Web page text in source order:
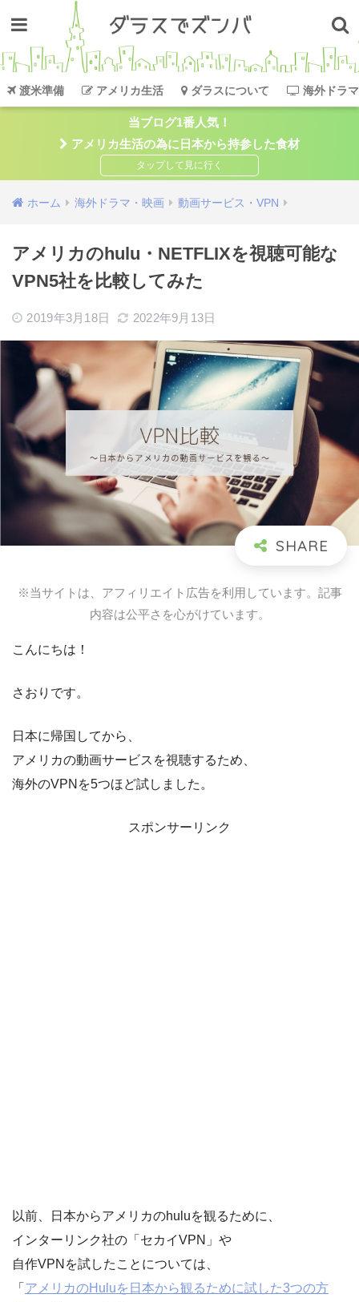
渡米準備 アメリカ生活 ダラスについて 海外ドラ
当ブログ1番人気！
アメリカ生活の為に日本から持参した食材
ホーム 海外ドラマ・映画 動画サービス・VPN
アメリカのhulu・NETFLIXを視聴可能な
VPN5社を比較してみた
2019年3月18日 2022年9月13日
※当サイトは、アフィリエイト広告を利用しています。記事
内容は公平さを心がけています。
こんにちは！
さおりです。
日本に帰国してから、
アメリカの動画サービスを視聴するため、
海外のVPNを5つほど試しました。
スポンサーリンク
以前、日本からアメリカのhuluを観るために、
インターリンク社の「セカイVPN」や
自作VPNを試したことについては、
「 アメリカのHuluを日本から観るために試した3つの方